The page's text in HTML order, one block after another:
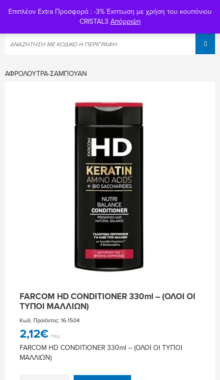
ΑΦΡΌΛΟΥΤΡΑ-ΣΑΜΠΟΥΆΝ
FARCOM HD CONDITIONER 330ml – (ΟΛΟΙ ΟΙ
ΤΥΠΟΙ ΜΑΛΛΙΩΝ)
Κωδ. Προϊόντος: 16-1504
2,12€ /τεμ.
FARCOM HD CONDITIONER 330ml – (ΟΛΟΙ ΟΙ ΤΥΠΟΙ
ΜΑΛΛΙΩΝ)
Επιπλέον Extra Προσφορά : -3% Έκπτωση με χρήση του κουπόνιου
CRISTAL3 Απόρριψη